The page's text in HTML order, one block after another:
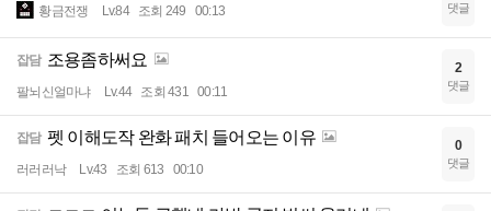
황금전쟁 Lv.84 조회 249 00:13 댓글
잡담 조용좀하써요
팔뇌신얼마냐 Lv.44 조회 431 00:11
2
댓글
잡담 펫 이해도작 완화 패치 들어오는 이유
러러러낙 Lv.43 조회 613 00:10
0
댓글